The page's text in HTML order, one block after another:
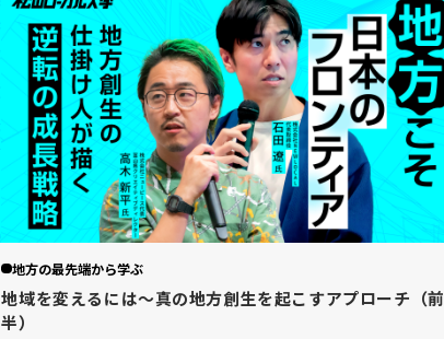
地方の最先端から学ぶ
地域を変えるには〜真の地方創生を起こすアプローチ（前
半）